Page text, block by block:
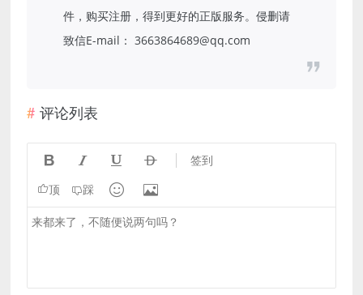
件，购买注册，得到更好的正版服务。侵删请
致信E-mail： 3663864689@qq.com
评论列表
    签到
顶 踩  